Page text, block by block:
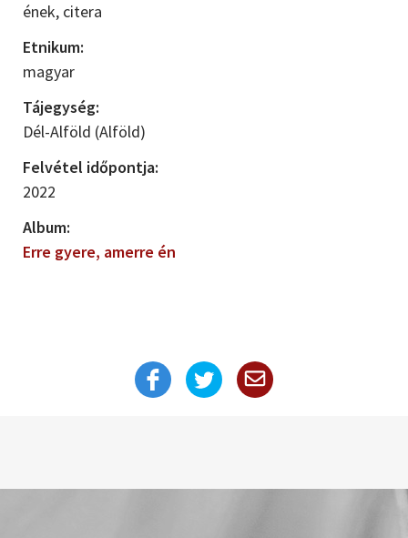
ének, citera
Etnikum:
magyar
Tájegység:
Dél-Alföld (Alföld)
Felvétel időpontja:
2022
Album:
Erre gyere, amerre én